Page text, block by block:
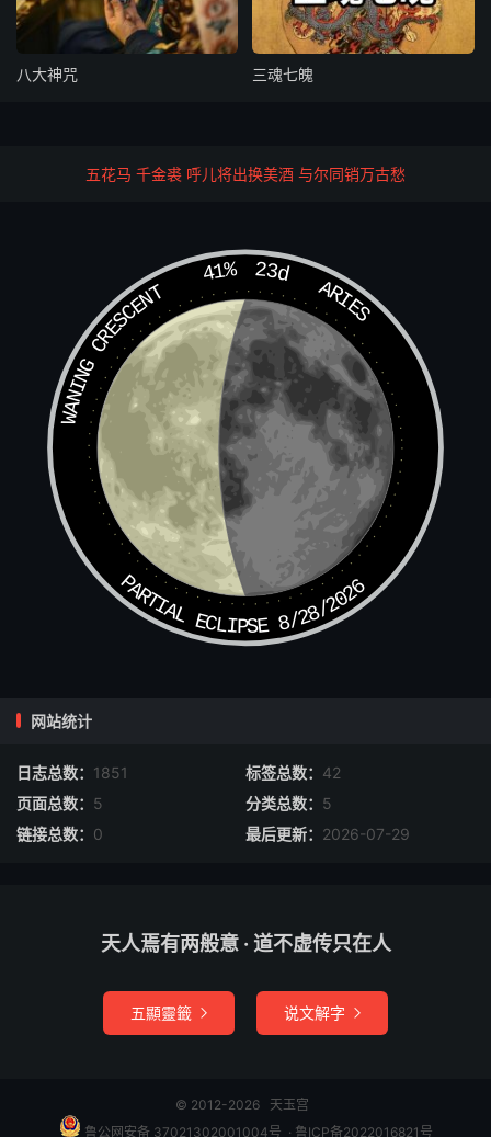
□泓天官澄地官水官
五方五帝雷公
□□东呢南□西□北咕中
□竺壮□豫
四季雷
□鸠壮春□壮夏招壮秋策壮冬
四季霆
□炳春灼夏□秋□冬
檄
用檄是住再二字，照依所用之日是何天干地支，卦气盖。符
□道陵张玄葛逊许
八大神咒 三魂七魄
五花马 千金裘 呼儿将出换美酒 与尔同销万古愁
41% 23d
ARIES
WANING CRESCENT
PARTIAL ECLIPSE 8/28/2026
网站统计
日志总数： 1851 标签总数： 42
页面总数： 5 分类总数： 5
链接总数： 0 最后更新： 2026-07-29
天人焉有两般意 · 道不虚传只在人
五顯靈籤  说文解字 
© 2012-2026 天玉宫
鲁公网安备 37021302001004号 ​​​ · 鲁ICP备2022016821号